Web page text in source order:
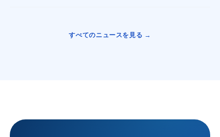
すべてのニュースを見る →